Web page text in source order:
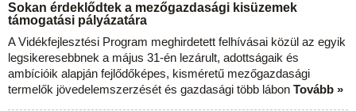
Sokan érdeklődtek a mezőgazdasági kisüzemek
támogatási pályázatára
A Vidékfejlesztési Program meghirdetett felhívásai közül az egyik
legsikeresebbnek a május 31-én lezárult, adottságaik és
ambícióik alapján fejlődőképes, kisméretű mezőgazdasági
termelők jövedelemszerzését és gazdasági több lábon Tovább »